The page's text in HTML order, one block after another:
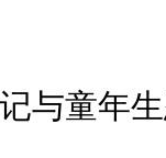
与童年